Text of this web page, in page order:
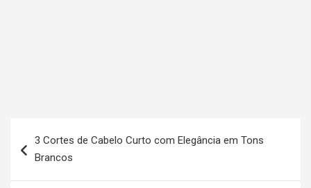
3 Cortes de Cabelo Curto com Elegância em Tons
Brancos